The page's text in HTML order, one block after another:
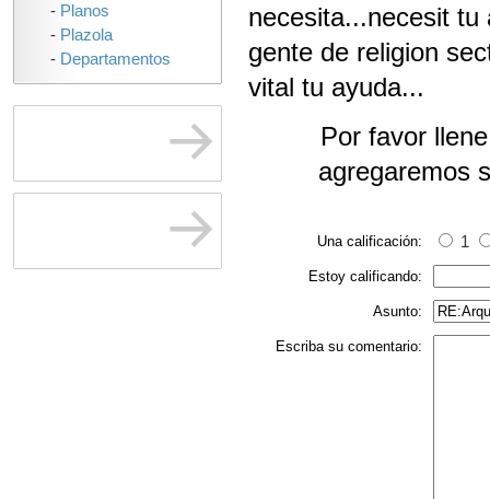
necesita...necesit
gente de religion
vital tu ayuda...
Por favor
agregaremos
Una calificación: 1
Estoy calificando:
Asunto:
Escriba su comentario:
- Planos
- Plazola
- Departamentos